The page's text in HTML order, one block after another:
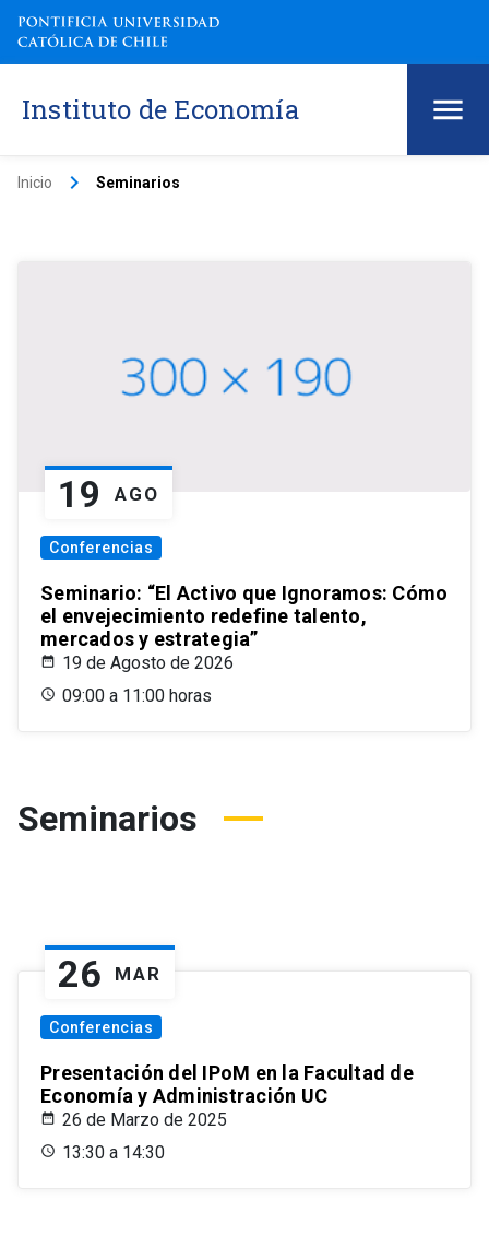
Instituto de Economía
Inicio keyboard_arrow_right Seminarios
19 AGO
Conferencias
Seminario: “El Activo que Ignoramos: Cómo
el envejecimiento redefine talento,
mercados y estrategia”
19 de Agosto de 2026
09:00 a 11:00 horas
Seminarios
26 MAR
Conferencias
Presentación del IPoM en la Facultad de
Economía y Administración UC
26 de Marzo de 2025
13:30 a 14:30